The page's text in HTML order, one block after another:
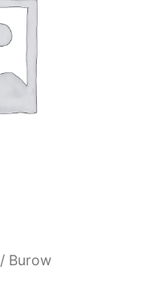
/ Burow